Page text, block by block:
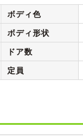
ボディ色
ボディ形状
ドア数
定員